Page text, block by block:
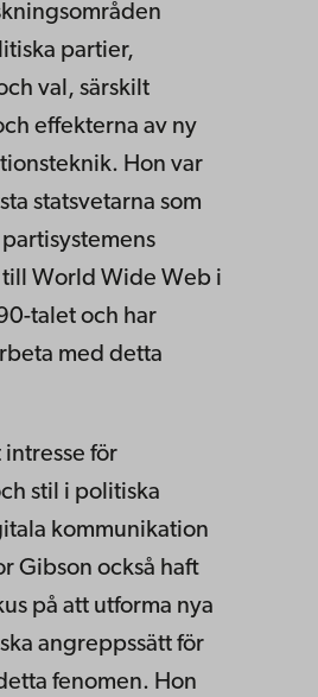
partier,
val, särskilt
effekterna av ny
Hon var
statsvetarna som
World Wide Web i
talet och har
med detta
intresse för
stil i politiska
kommunikation
Gibson också haft
på att utforma nya
angreppssätt för
fenomen. Hon